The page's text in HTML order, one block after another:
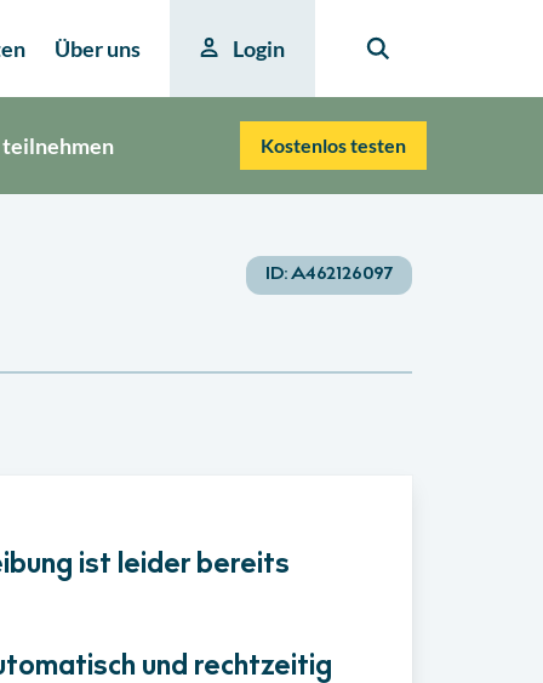
Über uns Login
teilnehmen Kostenlos testen
ID:A462126097
ist leider bereits
und rechtzeitig